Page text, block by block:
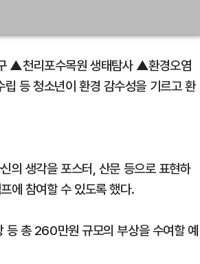
▲천리포수목원 생태탐사 ▲환경오염
등 청소년이 환경 감수성을 기르고 환
의 생각을 포스터, 산문 등으로 표현하
에 참여할 수 있도록 했다.
등 총 260만원 규모의 부상을 수여할 예